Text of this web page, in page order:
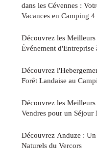
dans les Cévennes :
Vacances en Camping
Découvrez les
Événement d'Entreprise
Découvrez
Forêt Landaise au
Découvrez les Meilleurs
Vendres pour un
Découvrez Anduze :
Naturels du Vercors